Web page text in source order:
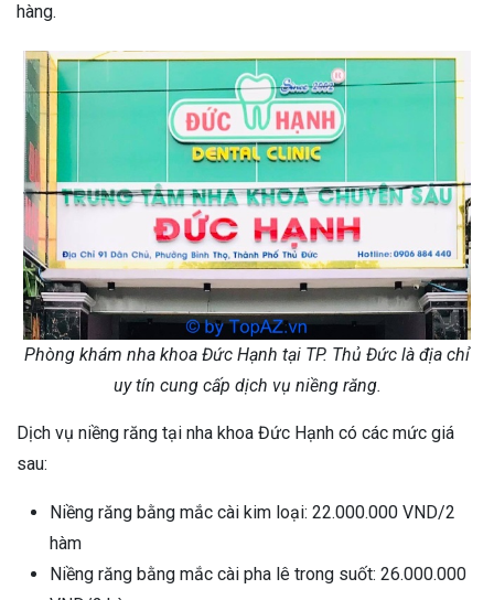
hàng.
Phòng khám nha khoa Đức Hạnh tại TP. Thủ Đức là địa chỉ
uy tín cung cấp dịch vụ niềng răng.
Dịch vụ niềng răng tại nha khoa Đức Hạnh có các mức giá
sau:
Niềng răng bằng mắc cài kim loại: 22.000.000 VND/2
hàm
Niềng răng bằng mắc cài pha lê trong suốt: 26.000.000